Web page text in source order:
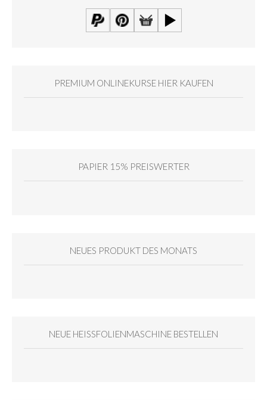
PREMIUM ONLINEKURSE HIER KAUFEN
PAPIER 15% PREISWERTER
NEUES PRODUKT DES MONATS
NEUE HEISSFOLIENMASCHINE BESTELLEN